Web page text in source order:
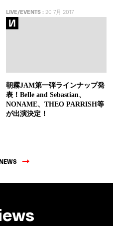
LIVE/EVENTS:20 7月 2017
朝霧JAM第一弾ラインナップ発
表！Belle and Sebastian、
NONAME、THEO PARRISH等
が出演決定！